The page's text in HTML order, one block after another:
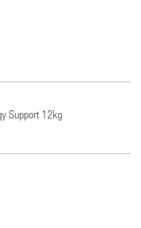
Support 12kg